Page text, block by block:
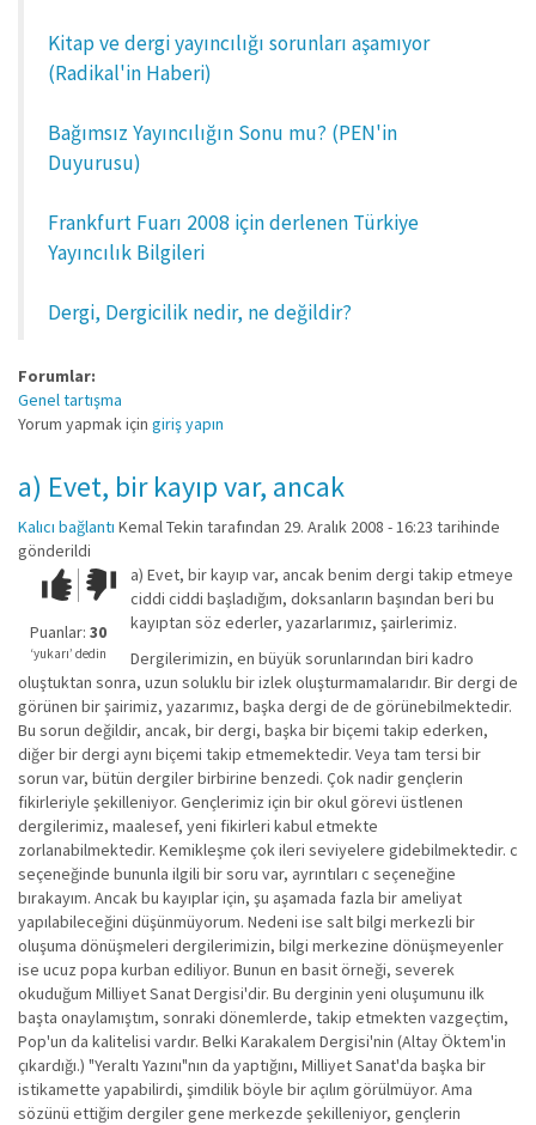
Kitap ve dergi yayıncılığı sorunları aşamıyor
(Radikal'in Haberi)
Bağımsız Yayıncılığın Sonu mu? (PEN'in
Duyurusu)
Frankfurt Fuarı 2008 için derlenen Türkiye
Yayıncılık Bilgileri
Dergi, Dergicilik nedir, ne değildir?
Forumlar:
Genel tartışma
Yorum yapmak için giriş yapın
a) Evet, bir kayıp var, ancak
Kalıcı bağlantı Kemal Tekin tarafından 29. Aralık 2008 - 16:23 tarihinde
gönderildi
Çok iyi!O
kadar
iyi
değil!
Puanlar: 30
‘yukarı’ dedin
a) Evet, bir kayıp var, ancak benim dergi takip etmeye
ciddi ciddi başladığım, doksanların başından beri bu
kayıptan söz ederler, yazarlarımız, şairlerimiz.
Dergilerimizin, en büyük sorunlarından biri kadro
oluştuktan sonra, uzun soluklu bir izlek oluşturmamalarıdır. Bir dergi de
görünen bir şairimiz, yazarımız, başka dergi de de görünebilmektedir.
Bu sorun değildir, ancak, bir dergi, başka bir biçemi takip ederken,
diğer bir dergi aynı biçemi takip etmemektedir. Veya tam tersi bir
sorun var, bütün dergiler birbirine benzedi. Çok nadir gençlerin
fikirleriyle şekilleniyor. Gençlerimiz için bir okul görevi üstlenen
dergilerimiz, maalesef, yeni fikirleri kabul etmekte
zorlanabilmektedir. Kemikleşme çok ileri seviyelere gidebilmektedir. c
seçeneğinde bununla ilgili bir soru var, ayrıntıları c seçeneğine
bırakayım. Ancak bu kayıplar için, şu aşamada fazla bir ameliyat
yapılabileceğini düşünmüyorum. Nedeni ise salt bilgi merkezli bir
oluşuma dönüşmeleri dergilerimizin, bilgi merkezine dönüşmeyenler
ise ucuz popa kurban ediliyor. Bunun en basit örneği, severek
okuduğum Milliyet Sanat Dergisi'dir. Bu derginin yeni oluşumunu ilk
başta onaylamıştım, sonraki dönemlerde, takip etmekten vazgeçtim,
Pop'un da kalitelisi vardır. Belki Karakalem Dergisi'nin (Altay Öktem'in
çıkardığı.) "Yeraltı Yazını"nın da yaptığını, Milliyet Sanat'da başka bir
istikamette yapabilirdi, şimdilik böyle bir açılım görülmüyor. Ama
sözünü ettiğim dergiler gene merkezde şekilleniyor, gençlerin